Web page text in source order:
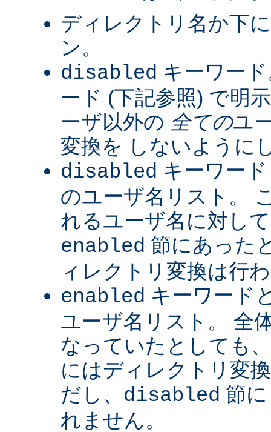
ディレクトリ名か下
ン。
disabled キーワー
ード (下記参照) で明
ーザ以外の 全てのユ
変換を しないように
disabled キーワー
のユーザ名リスト。
れるユーザ名に対し
enabled 節にあった
ィレクトリ変換は行
enabled キーワード
ユーザ名リスト。 全
なっていたとしても
にはディレクトリ変
だし、 disabled 節
れません。